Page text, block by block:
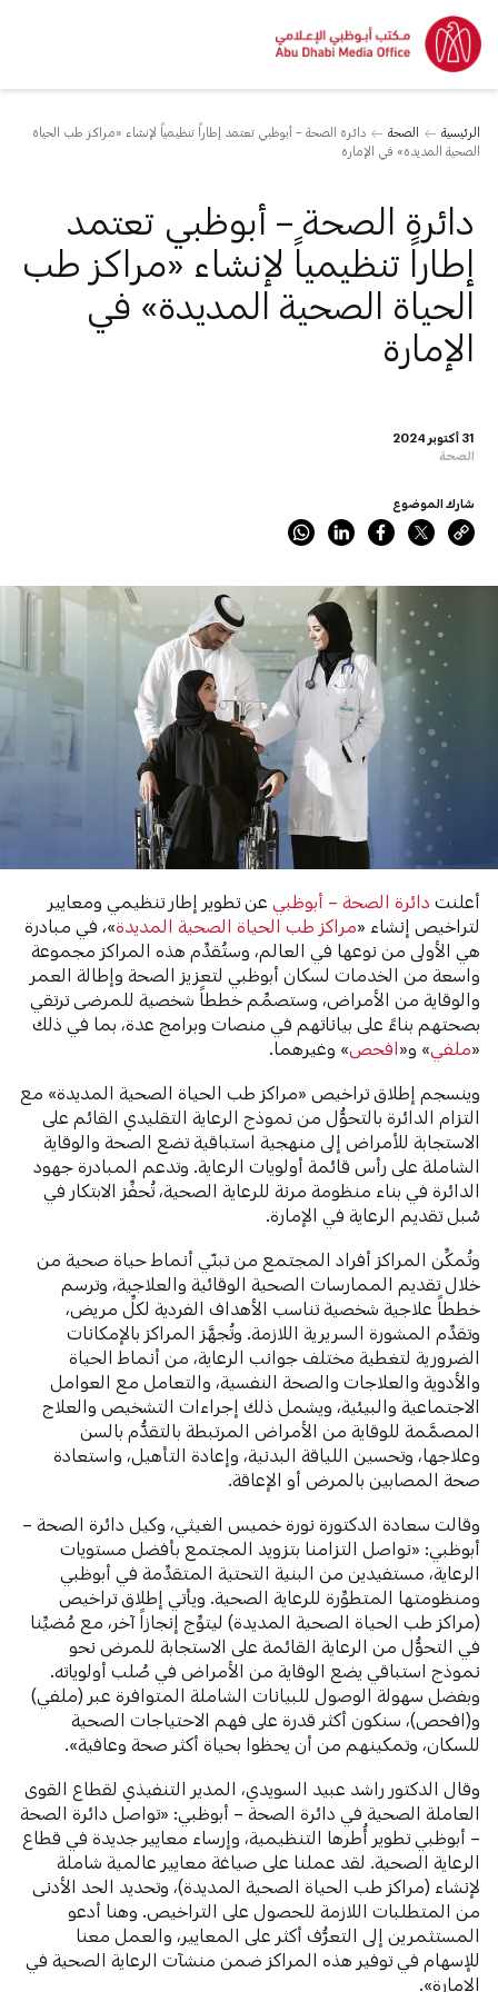
الرئيسية الصحة
دائرة الصحة – أبوظبي تعتمد إطاراً تنظيمياً لإنشاء «مراكز طب الحياة
الصحية المديدة» في الإمارة
31 أكتوبر 2024
الصحة
دائرة الصحة – أبوظبي تعتمد
إطاراً تنظيمياً لإنشاء «مراكز طب
الحياة الصحية المديدة» في
الإمارة
شارك الموضوع
أعلنتدائرة الصحة – أبوظبي عن تطوير إطار تنظيمي ومعايير
لتراخيص إنشاء «مراكز طب الحياة الصحية المديدة»، في مبادرة
هي الأولى من نوعها في العالم، وستُقدِّم هذه المراكز مجموعة
واسعة من الخدمات لسكان أبوظبي لتعزيز الصحة وإطالة العمر
والوقاية من الأمراض، وستصمِّم خططاً شخصية للمرضى ترتقي
بصحتهم بناءً على بياناتهم في منصات وبرامج عدة، بما في ذلك
«ملفي » و«افحص » وغيرهما.
وينسجم إطلاق تراخيص «مراكز طب الحياة الصحية المديدة» مع
التزام الدائرة بالتحوُّل من نموذج الرعاية التقليدي القائم على
الاستجابة للأمراض إلى منهجية استباقية تضع الصحة والوقاية
الشاملة على رأس قائمة أولويات الرعاية. وتدعم المبادرة جهود
الدائرة في بناء منظومة مرنة للرعاية الصحية، تُحفِّز الابتكار في
سُبل تقديم الرعاية في الإمارة.
وتُمكِّن المراكز أفراد المجتمع من تبنّي أنماط حياة صحية من
خلال تقديم الممارسات الصحية الوقائية والعلاجية، وترسم
خططاً علاجية شخصية تناسب الأهداف الفردية لكلِّ مريض،
وتقدِّم المشورة السريرية اللازمة. وتُجهَّز المراكز بالإمكانات
الضرورية لتغطية مختلف جوانب الرعاية، من أنماط الحياة
والأدوية والعلاجات والصحة النفسية، والتعامل مع العوامل
الاجتماعية والبيئية، ويشمل ذلك إجراءات التشخيص والعلاج
المصمَّمة للوقاية من الأمراض المرتبطة بالتقدُّم بالسن
وعلاجها، وتحسين اللياقة البدنية، وإعادة التأهيل، واستعادة
صحة المصابين بالمرض أو الإعاقة.
وقالت سعادة الدكتورة نورة خميس الغيثي، وكيل دائرة الصحة –
أبوظبي: «نواصل التزامنا بتزويد المجتمع بأفضل مستويات
الرعاية، مستفيدين من البنية التحتية المتقدِّمة في أبوظبي
ومنظومتها المتطوِّرة للرعاية الصحية. ويأتي إطلاق تراخيص
(مراكز طب الحياة الصحية المديدة) ليتوِّج إنجازاً آخر، مع مُضيِّنا
في التحوُّل من الرعاية القائمة على الاستجابة للمرض نحو
نموذج استباقي يضع الوقاية من الأمراض في صُلب أولوياته.
وبفضل سهولة الوصول للبيانات الشاملة المتوافرة عبر (ملفي)
و(افحص)، سنكون أكثر قدرة على فهم الاحتياجات الصحية
للسكان، وتمكينهم من أن يحظوا بحياة أكثر صحة وعافية».
وقال الدكتور راشد عبيد السويدي، المدير التنفيذي لقطاع القوى
العاملة الصحية في دائرة الصحة – أبوظبي: «تواصل دائرة الصحة
– أبوظبي تطوير أُطرها التنظيمية، وإرساء معايير جديدة في قطاع
الرعاية الصحية. لقد عملنا على صياغة معايير عالمية شاملة
لإنشاء (مراكز طب الحياة الصحية المديدة)، وتحديد الحد الأدنى
من المتطلبات اللازمة للحصول على التراخيص. وهنا أدعو
المستثمرين إلى التعرُّف أكثر على المعايير، والعمل معنا
للإسهام في توفير هذه المراكز ضمن منشآت الرعاية الصحية في
الإمارة».